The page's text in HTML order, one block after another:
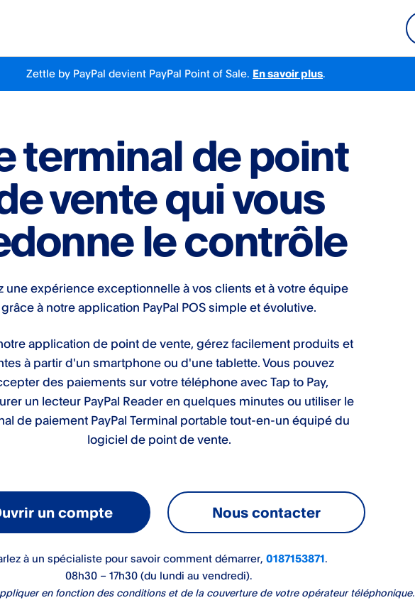
Zettle by PayPal devient PayPal Point of Sale. En savoir plus.
terminal de point
vente qui vous
le contrôle
une expérience exceptionnelle à vos clients et à votre équipe
grâce à notre application PayPal POS​ simple et évolutive.
application de point de vente, gérez facilement produits et
à partir d'un smartphone ou d'une tablette. Vous pouvez
des paiements sur votre téléphone avec Tap to Pay,
un lecteur PayPal Reader en quelques minutes ou utiliser le
de paiement PayPal Terminal portable tout-en-un équipé du
logiciel de point de vente.
un compte Nous contacter
à un spécialiste pour savoir comment démarrer, 0187153871.
08h30 – 17h30 (du lundi au vendredi).
en fonction des conditions et de la couverture de votre opérateur téléphonique.